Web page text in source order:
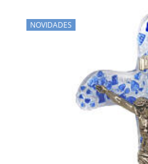
NOVIDADES